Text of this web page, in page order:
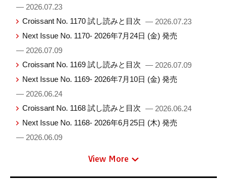
— 2026.07.23
Croissant No. 1170 試し読みと目次 — 2026.07.23
Next Issue No. 1170- 2026年7月24日 (金) 発売
— 2026.07.09
Croissant No. 1169 試し読みと目次 — 2026.07.09
Next Issue No. 1169- 2026年7月10日 (金) 発売
— 2026.06.24
Croissant No. 1168 試し読みと目次 — 2026.06.24
Next Issue No. 1168- 2026年6月25日 (木) 発売
— 2026.06.09
View More